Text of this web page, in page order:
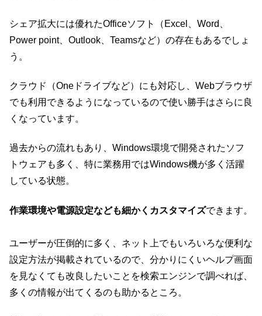
シェア拡大には優れたOfficeソフト（Excel、Word、
Power point、Outlook、Teamsなど）の存在もあるでしょ
う。
クラウド（Oneドライブなど）にも対応し、Webブラウザ
でも利用できるようになっているので使い勝手はさらに良
くなっています。
過去からの流れもあり、Windows環境で開発されたソフ
トウェアも多く、特に業務用ではWindows機が多く活躍
している状態。
作業環境や電源設定なども細かくカスタマイズできます。
ユーザーが圧倒的に多く、ネット上でもいろいろな便利な
設定方法が掲載されているので、分かりにくいヘルプ画面
を見なくても改良したいことを検索エンジンで調べれば、
多くの情報が出てくるのも助かるところ。